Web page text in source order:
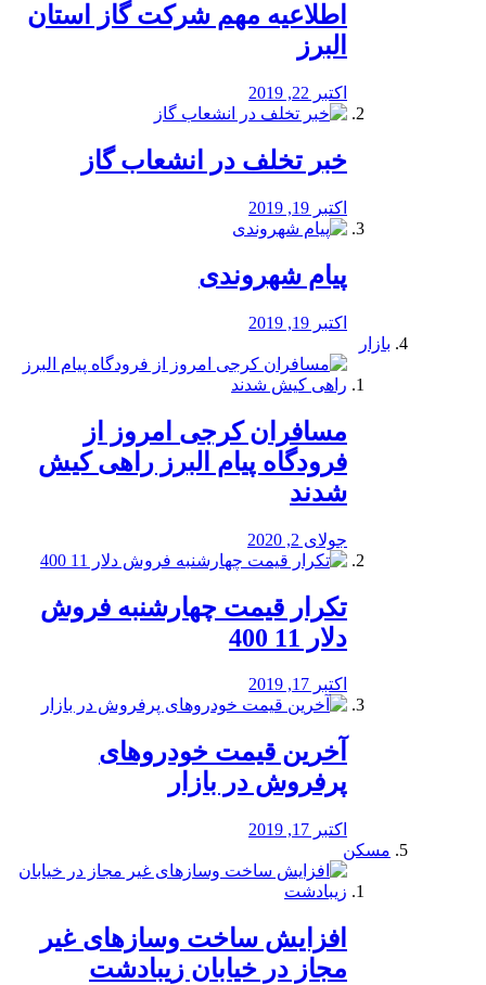
️اطلاعیه مهم شرکت گاز استان
البرز
اکتبر 22, 2019
خبر تخلف در انشعاب گاز
اکتبر 19, 2019
پیام شهروندی
اکتبر 19, 2019
بازار
مسافران کرجی امروز از
فرودگاه پیام البرز راهی کیش
شدند
جولای 2, 2020
تکرار قیمت چهارشنبه فروش
دلار 11 400
اکتبر 17, 2019
آخرین قیمت خودرو‌های
پرفروش در بازار
اکتبر 17, 2019
مسکن
افزایش ساخت وسازهای غیر
مجاز در خیابان زیبادشت